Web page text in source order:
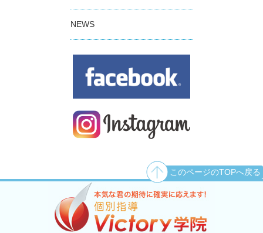
NEWS
このページのTOPへ戻る